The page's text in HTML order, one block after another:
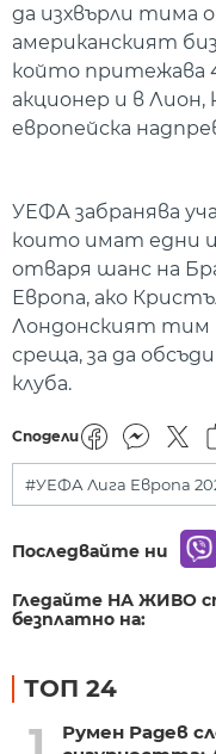
да изхвърли тима
американският
който притежава
акционер и в Лион,
европейска
УЕФА забранява
които имат едни
отваря шанс на
Европа, ако
Лондонският тим
среща, за да
клуба.
Сподели
#УЕФА Лига Европа
Последвайте ни
Гледайте НА ЖИВО
безплатно на:
ТОП 24
Румен Радев